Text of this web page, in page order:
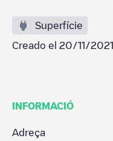
Superfície
Creado el 20/11/2021
INFORMACIÓ
Adreça